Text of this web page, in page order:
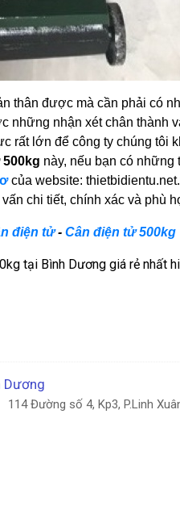
thân được mà cần phải có
những nhận xét chân thành
rất lớn để công ty chúng tôi
này, nếu bạn có những
của website:
chi tiết, chính xác và phù
điện tử- Cân điện tử 500kg
tại Bình Dương giá rẻ nhất
Dương
114 Đường số 4, Kp3, P.Linh